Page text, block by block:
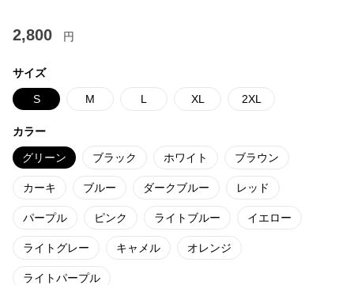
2,800 円
サイズ
S M L XL 2XL
カラー
グリーン ブラック ホワイト ブラウン
カーキ ブルー ダークブルー レッド
パープル ピンク ライトブルー イエロー
ライトグレー キャメル オレンジ
ライトパープル